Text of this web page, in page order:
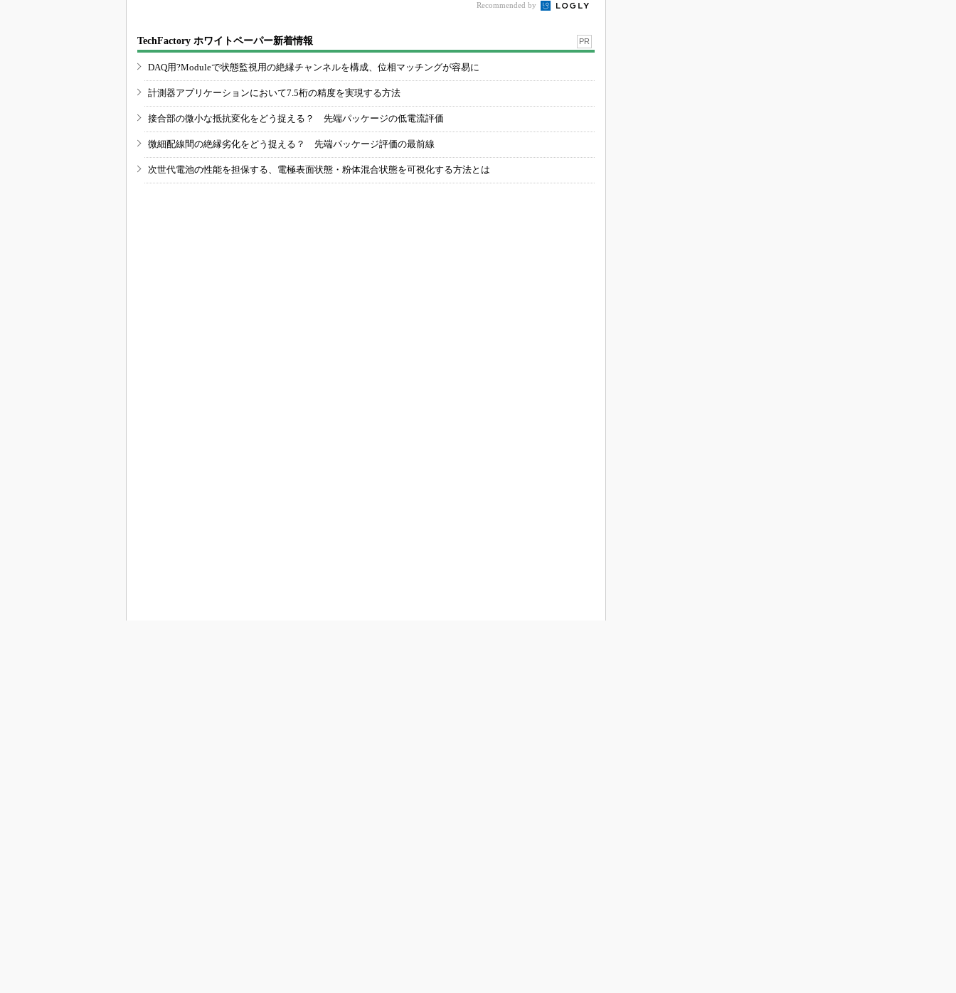
Recommended by
TechFactory ホワイトペーパー新着情報 PR
DAQ用?Moduleで状態監視用の絶縁チャンネルを構成、位相マッチングが容易に
計測器アプリケーションにおいて7.5桁の精度を実現する方法
接合部の微小な抵抗変化をどう捉える？ 先端パッケージの低電流評価
微細配線間の絶縁劣化をどう捉える？ 先端パッケージ評価の最前線
次世代電池の性能を担保する、電極表面状態・粉体混合状態を可視化する方法とは